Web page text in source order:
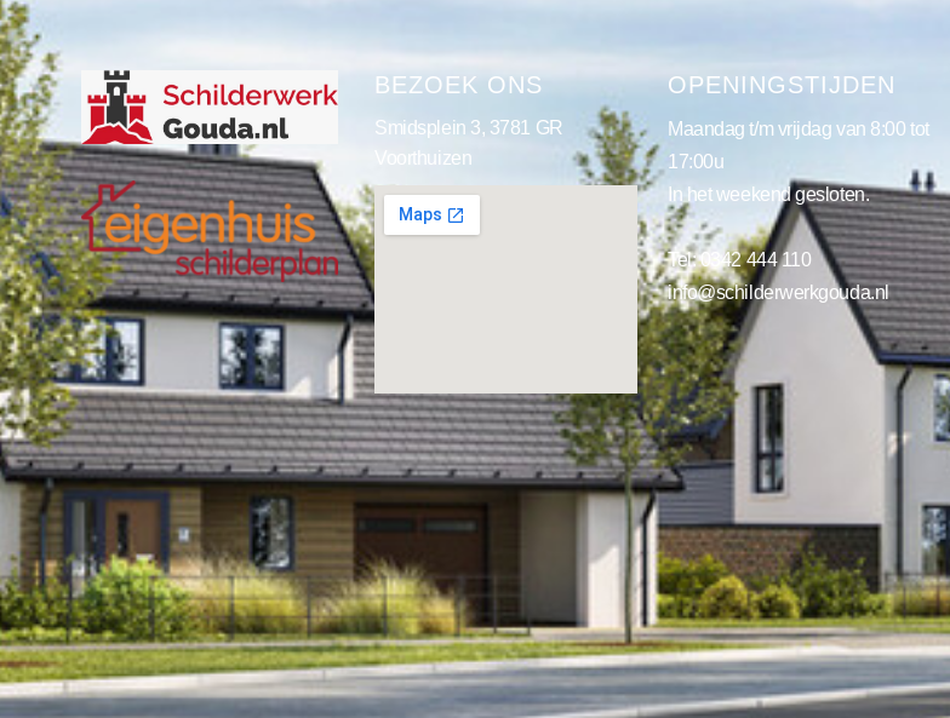
BEZOEK ONS
Smidsplein 3, 3781 GR
Voorthuizen
OPENINGSTIJDEN
Maandag t/m vrijdag van 8:00 tot
17:00u
In het weekend gesloten.
Tel:0342 444 110
info@schilderwerkgouda.nl